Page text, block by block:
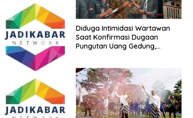
Diduga Intimidasi Wartawan
Saat Konfirmasi Dugaan
Pungutan Uang Gedung,
Buka suara